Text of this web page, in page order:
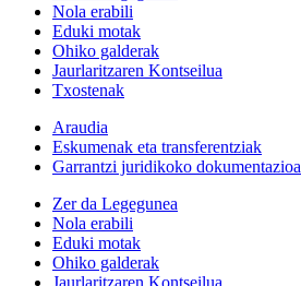
Nola erabili
Eduki motak
Ohiko galderak
Jaurlaritzaren Kontseilua
Txostenak
Araudia
Eskumenak eta transferentziak
Garrantzi juridikoko dokumentazioa
Zer da Legegunea
Nola erabili
Eduki motak
Ohiko galderak
Jaurlaritzaren Kontseilua